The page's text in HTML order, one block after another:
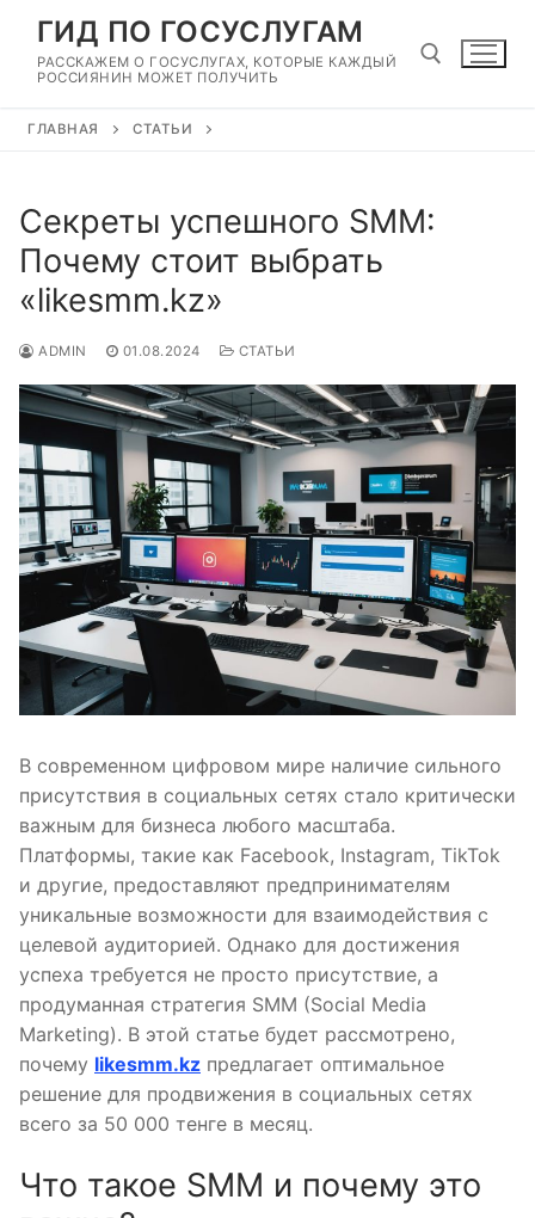
Перейти
содержимому
ГИД ПО ГОСУСЛУГАМ
РАССКАЖЕМ О ГОСУСЛУГАХ, КОТОРЫЕ КАЖДЫЙ
РОССИЯНИН МОЖЕТ ПОЛУЧИТЬ
ГЛАВНАЯ СТАТЬИ
Секреты успешного SMM:
Почему стоит выбрать
«likesmm.kz»
ADMIN 01.08.2024 СТАТЬИ
В современном цифровом мире наличие сильного
присутствия в социальных сетях стало критически
важным для бизнеса любого масштаба.
Платформы, такие как Facebook, Instagram, TikTok
и другие, предоставляют предпринимателям
уникальные возможности для взаимодействия с
целевой аудиторией. Однако для достижения
успеха требуется не просто присутствие, а
продуманная стратегия SMM (Social Media
Marketing). В этой статье будет рассмотрено,
почему likesmm.kz предлагает оптимальное
решение для продвижения в социальных сетях
всего за 50 000 тенге в месяц.
Что такое SMM и почему это